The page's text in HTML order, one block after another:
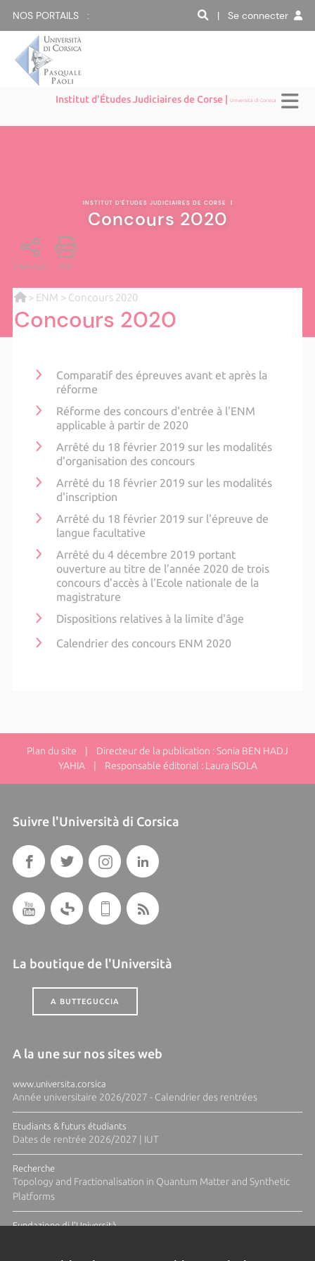
NOS PORTAILS : | Se connecter
Institut d'Études Judiciaires de Corse |Università di Corsica
INSTITUT D'ÉTUDES JUDICIAIRES DE CORSE |
Concours 2020
PARTAGE PDF
> ENM > Concours 2020
Concours 2020
Comparatif des épreuves avant et après la
réforme
Réforme des concours d'entrée à l'ENM
applicable à partir de 2020
Arrêté du 18 février 2019 sur les modalités
d'organisation des concours
Arrêté du 18 février 2019 sur les modalités
d'inscription
Arrêté du 18 février 2019 sur l'épreuve de
langue facultative
Arrêté du 4 décembre 2019 portant
ouverture au titre de l’année 2020 de trois
concours d’accès à l’Ecole nationale de la
magistrature
Dispositions relatives à la limite d'âge
Calendrier des concours ENM 2020
Plan du site | Directeur de la publication : Sonia BEN HADJ
YAHIA | Responsable éditorial : Laura ISOLA
Suivre l'Università di Corsica
La boutique de l'Università
A BUTTEGUCCIA
A la une sur nos sites web
www.universita.corsica
Année universitaire 2026/2027 - Calendrier des rentrées
Etudiants & futurs étudiants
Dates de rentrée 2026/2027 | IUT
Recherche
Topology and Fractionalisation in Quantum Matter and Synthetic
Platforms
Fundazione di l'Università